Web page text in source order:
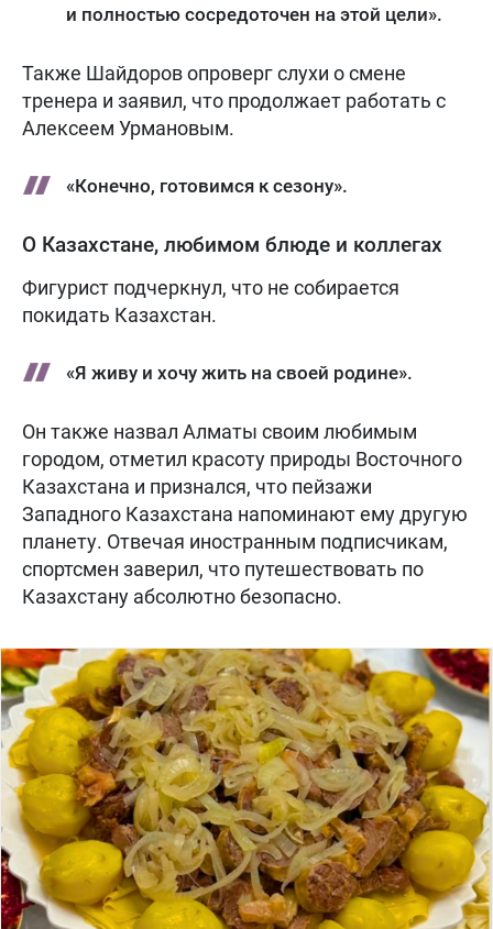
и полностью сосредоточен на этой цели».
Также Шайдоров опроверг слухи о смене
тренера и заявил, что продолжает работать с
Алексеем Урмановым.
«Конечно, готовимся к сезону».
О Казахстане, любимом блюде и коллегах
Фигурист подчеркнул, что не собирается
покидать Казахстан.
«Я живу и хочу жить на своей родине».
Он также назвал Алматы своим любимым
городом, отметил красоту природы Восточного
Казахстана и признался, что пейзажи
Западного Казахстана напоминают ему другую
планету. Отвечая иностранным подписчикам,
спортсмен заверил, что путешествовать по
Казахстану абсолютно безопасно.